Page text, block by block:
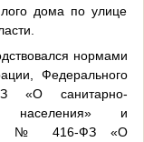
дома по улице
нормами
Федерального
«О санитарно-
населения» и
№ 416-ФЗ «О